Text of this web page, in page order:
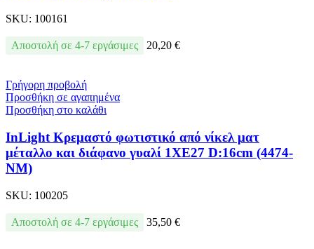
SKU: 100161
Αποστολή σε 4-7 εργάσιμες 20,20 €
Γρήγορη προβολή
Προσθήκη σε αγαπημένα
Προσθήκη στο καλάθι
InLight Κρεμαστό φωτιστικό από νίκελ ματ
μέταλλο και διάφανο γυαλί 1XE27 D:16cm (4474-
NM)
SKU: 100205
Αποστολή σε 4-7 εργάσιμες 35,50 €